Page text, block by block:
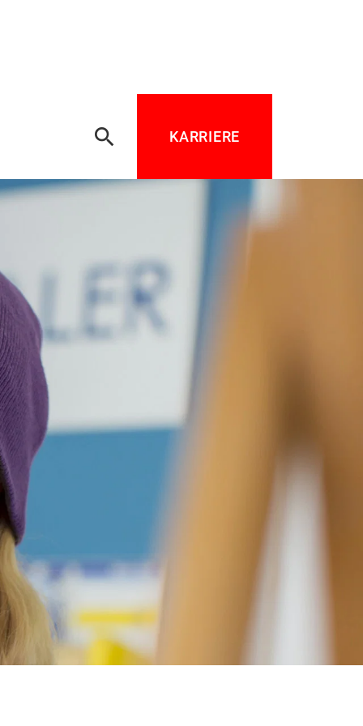
search KARRIERE